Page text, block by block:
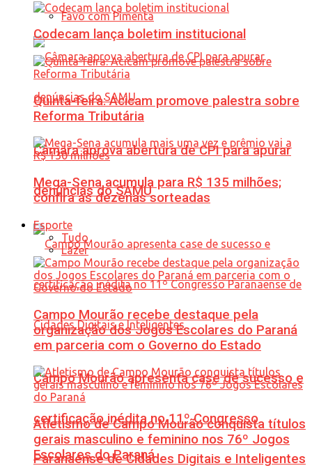
Favo com Pimenta
Câmara aprova abertura de CPI para apurar
denúncias do SAMU
Campo Mourão apresenta case de sucesso e
certificação inédita no 11º Congresso
Paranaense de Cidades Digitais e Inteligentes
Codecam lança boletim institucional
Quinta-feira: Acicam promove palestra sobre
Reforma Tributária
Mega-Sena acumula para R$ 135 milhões;
confira as dezenas sorteadas
Esporte
Tudo
Lazer
Campo Mourão recebe destaque pela
organização dos Jogos Escolares do Paraná
em parceria com o Governo do Estado
Atletismo de Campo Mourão conquista títulos
gerais masculino e feminino nos 76º Jogos
Escolares do Paraná